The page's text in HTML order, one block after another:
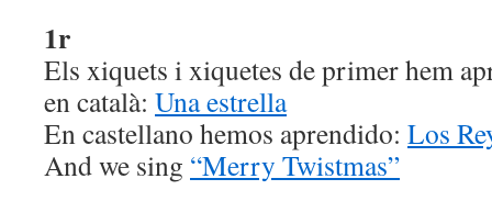
1r
Els xiquets i xiquetes de primer hem
en català: Una estrella
En castellano hemos aprendido: Los
And we sing “Merry Twistmas”